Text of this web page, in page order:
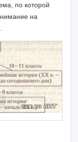
по которой
на